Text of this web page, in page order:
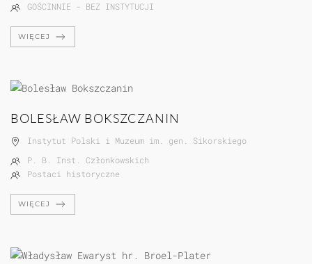
GOŚCINNIE - BEZ INSTYTUCJI
WIĘCEJ
BOLESŁAW BOKSZCZANIN
Instytut Polski i Muzeum im. gen. Sikorskiego
P. B. Inst. Członkowskich
Postaci historyczne
WIĘCEJ